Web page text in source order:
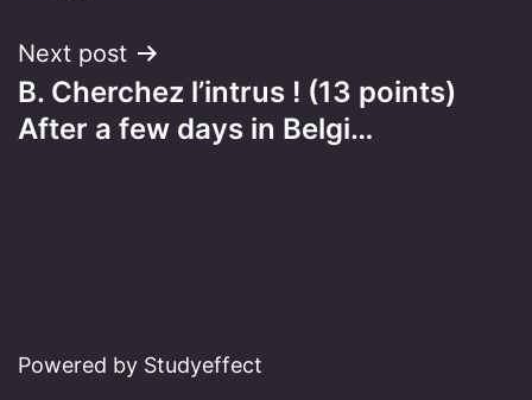
Next post
B. Cherchez l’intrus ! (13 points)
After a few days in Belgi…
Powered by Studyeffect